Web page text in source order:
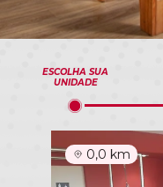
ESCOLHA SUA
UNIDADE
0,0 km